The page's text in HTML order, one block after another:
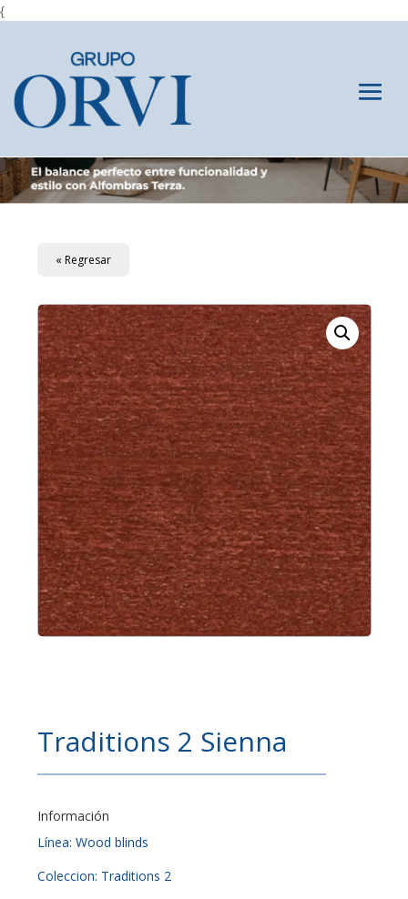
{
« Regresar
Traditions 2 Sienna
Información
Línea: Wood blinds
Coleccion: Traditions 2